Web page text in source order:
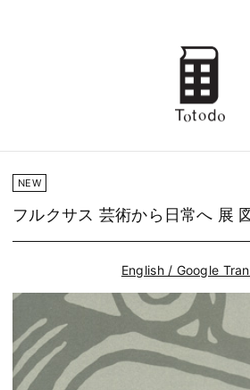
NEW
フルクサス 芸術から日常へ 展
English / Google